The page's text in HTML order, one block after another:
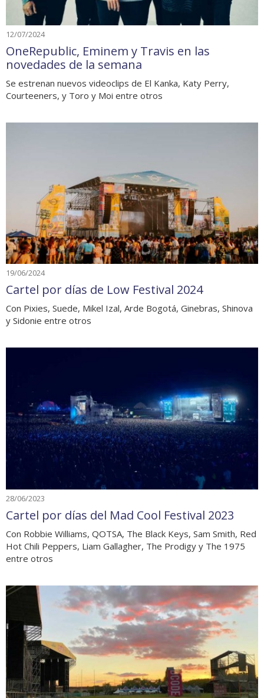
12/07/2024
OneRepublic, Eminem y Travis en las
novedades de la semana
Se estrenan nuevos videoclips de El Kanka, Katy Perry,
Courteeners, y Toro y Moi entre otros
19/06/2024
Cartel por días de Low Festival 2024
Con Pixies, Suede, Mikel Izal, Arde Bogotá, Ginebras, Shinova
y Sidonie entre otros
28/06/2023
Cartel por días del Mad Cool Festival 2023
Con Robbie Williams, QOTSA, The Black Keys, Sam Smith, Red
Hot Chili Peppers, Liam Gallagher, The Prodigy y The 1975
entre otros